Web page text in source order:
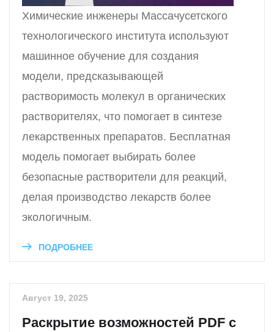
Химические инженеры Массачусетского
технологического института используют
машинное обучение для создания
модели, предсказывающей
растворимость молекул в органических
растворителях, что помогает в синтезе
лекарственных препаратов. Бесплатная
модель помогает выбирать более
безопасные растворители для реакций,
делая производство лекарств более
экологичным.
ПОДРОБНЕЕ
Август 19, 2025
Раскрытие возможностей PDF с